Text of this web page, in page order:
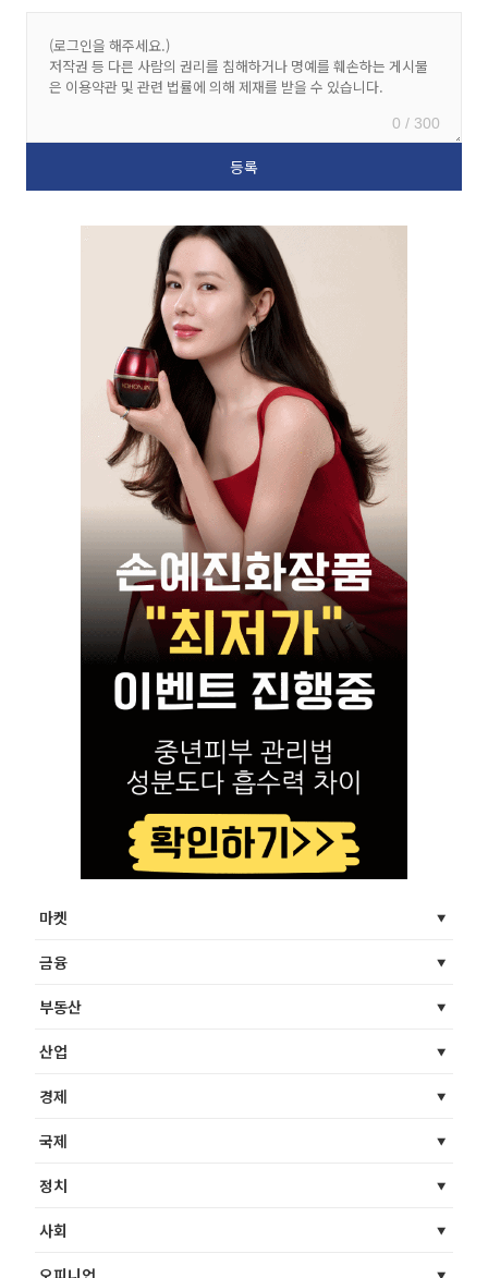
0 / 300
마켓
금융
부동산
산업
경제
국제
정치
사회